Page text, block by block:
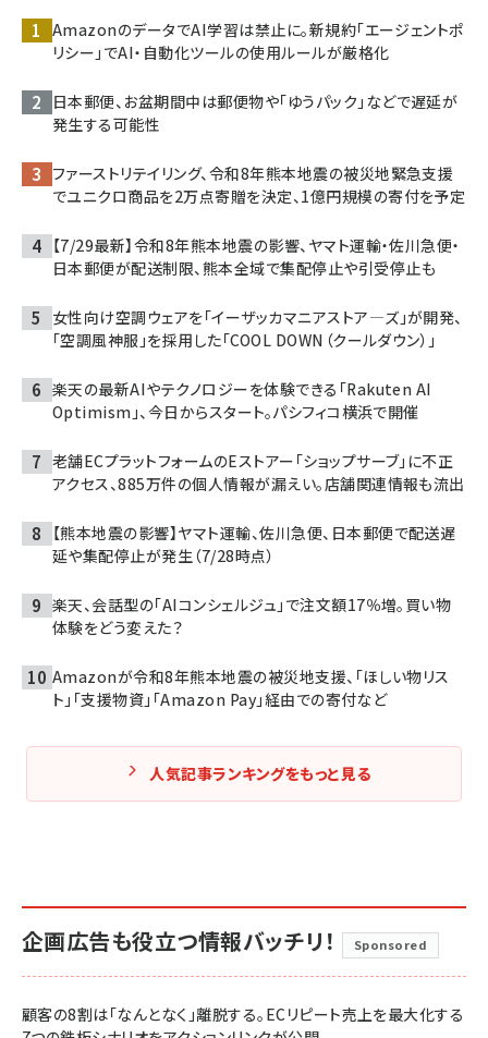
AmazonのデータでAI学習は禁止に。新規約「エージェントポ
リシー」でAI・自動化ツールの使用ルールが厳格化
日本郵便、お盆期間中は郵便物や「ゆうパック」などで遅延が
発生する可能性
ファーストリテイリング、令和8年熊本地震の被災地緊急支援
でユニクロ商品を2万点寄贈を決定、1億円規模の寄付を予定
【7/29最新】令和8年熊本地震の影響、ヤマト運輸・佐川急便・
日本郵便が配送制限、熊本全域で集配停止や引受停止も
女性向け空調ウェアを「イーザッカマニアストア―ズ」が開発、
「空調風神服」を採用した「COOL DOWN（クールダウン）」
楽天の最新AIやテクノロジーを体験できる「Rakuten AI
Optimism」、今日からスタート。パシフィコ横浜で開催
老舗ECプラットフォームのEストアー「ショップサーブ」に不正
アクセス、885万件の個人情報が漏えい。店舗関連情報も流出
【熊本地震の影響】ヤマト運輸、佐川急便、日本郵便で配送遅
延や集配停止が発生（7/28時点）
楽天、会話型の「AIコンシェルジュ」で注文額17％増。買い物
体験をどう変えた？
Amazonが令和8年熊本地震の被災地支援、「ほしい物リス
ト」「支援物資」「Amazon Pay」経由での寄付など
人気記事ランキングをもっと見る
企画広告も役立つ情報バッチリ！ Sponsored
顧客の8割は「なんとなく」離脱する。ECリピート売上を最大化する